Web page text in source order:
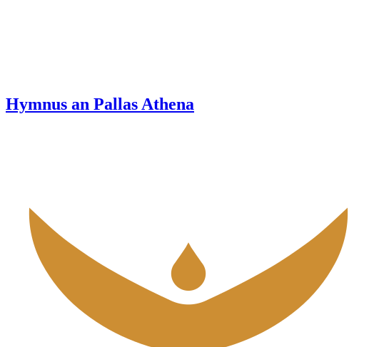
Hymnus an Pallas Athena